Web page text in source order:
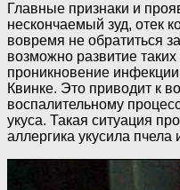
Главные признаки и
нескончаемый зуд, отек
вовремя не обратиться
возможно развитие таких
проникновение
Квинке. Это приводит к
воспалительному
укуса. Такая ситуация
аллергика укусила пчела